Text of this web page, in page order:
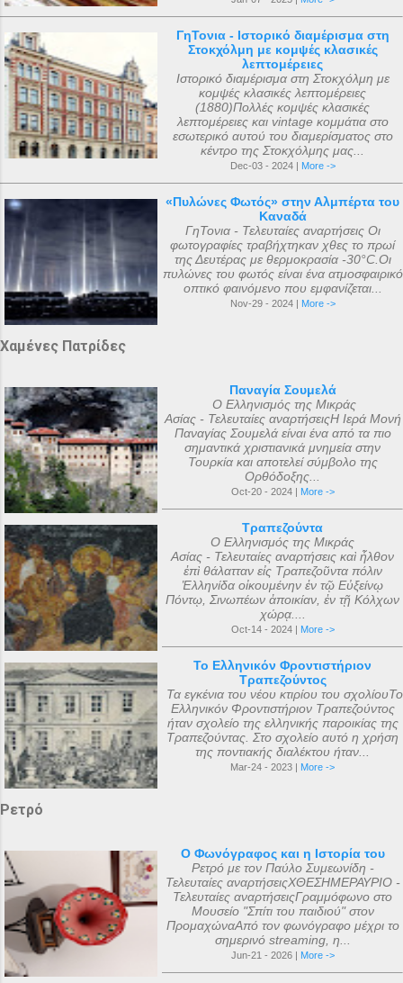
ΓηΤονια - Ιστορικό διαμέρισμα στη
Στοκχόλμη με κομψές κλασικές
λεπτομέρειες
Ιστορικό διαμέρισμα στη Στοκχόλμη με
κομψές κλασικές λεπτομέρειες
(1880)Πολλές κομψές κλασικές
λεπτομέρειες και vintage κομμάτια στο
εσωτερικό αυτού του διαμερίσματος στο
κέντρο της Στοκχόλμης μας...
Dec-03 - 2024 | More ->
«Πυλώνες Φωτός» στην Αλμπέρτα του
Καναδά
ΓηΤονια - Τελευταίες αναρτήσεις Οι
φωτογραφίες τραβήχτηκαν χθες το πρωί
της Δευτέρας με θερμοκρασία -30°C.Οι
πυλώνες του φωτός είναι ένα ατμοσφαιρικό
οπτικό φαινόμενο που εμφανίζεται...
Nov-29 - 2024 | More ->
Χαμένες Πατρίδες
Παναγία Σουμελά
Ο Ελληνισμός της Μικράς
Ασίας - Τελευταίες αναρτήσειςΗ Ιερά Μονή
Παναγίας Σουμελά είναι ένα από τα πιο
σημαντικά χριστιανικά μνημεία στην
Τουρκία και αποτελεί σύμβολο της
Ορθόδοξης...
Oct-20 - 2024 | More ->
Τραπεζούντα
Ο Ελληνισμός της Μικράς
Ασίας - Τελευταίες αναρτήσεις καὶ ἦλθον
ἐπὶ θάλατταν εἰς Τραπεζοῦντα πόλιν
Ἑλληνίδα οἰκουμένην ἐν τῷ Εὐξείνῳ
Πόντῳ, Σινωπέων ἀποικίαν, ἐν τῇ Κόλχων
χώρᾳ....
Oct-14 - 2024 | More ->
Το Ελληνικόν Φροντιστήριον
Τραπεζούντος
Τα εγκένια του νέου κτιρίου του σχολίουΤο
Ελληνικόν Φροντιστήριον Τραπεζούντος
ήταν σχολείο της ελληνικής παροικίας της
Τραπεζούντας. Στο σχολείο αυτό η χρήση
της ποντιακής διαλέκτου ήταν...
Mar-24 - 2023 | More ->
Ρετρό
Ο Φωνόγραφος και η Ιστορία του
Ρετρό με τον Παύλο Συμεωνίδη -
Τελευταίες αναρτήσειςΧΘΕΣΗΜΕΡΑΥΡΙΟ -
Τελευταίες αναρτήσειςΓραμμόφωνο στο
Μουσείο "Σπίτι του παιδιού" στον
ΠρομαχώναΑπό τον φωνόγραφο μέχρι το
σημερινό streaming, η...
Jun-21 - 2026 | More ->